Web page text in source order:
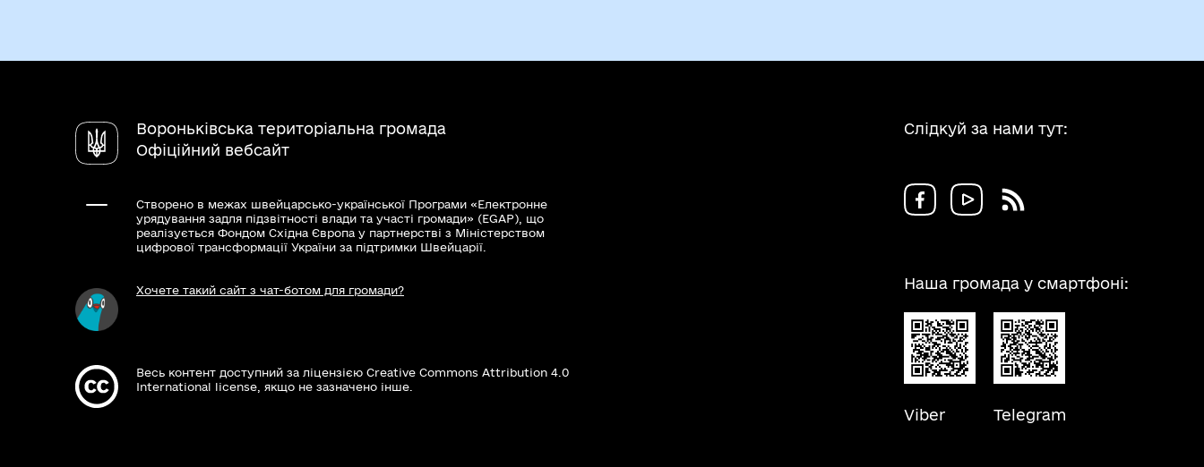
Вороньківська територіальна громада
Офіційний вебсайт
Створено в межах швейцарсько-української Програми «Електронне
урядування задля підзвітності влади та участі громади» (EGAP), що
реалізується Фондом Східна Європа у партнерстві з Міністерством
цифрової трансформації України за підтримки Швейцарії.
Хочете такий сайт з чат-ботом для громади?
Весь контент доступний за ліцензією Creative Commons Attribution 4.0
International license, якщо не зазначено інше.
Слідкуй за нами тут:
Наша громада у смартфоні:
Viber Telegram